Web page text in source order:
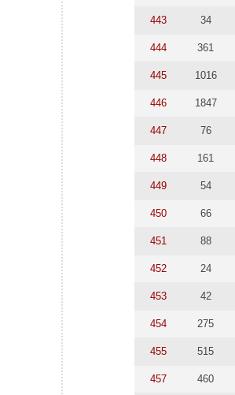
443 34
444 361
445 1016
446 1847
447 76
448 161
449 54
450 66
451 88
452 24
453 42
454 275
455 515
457 460